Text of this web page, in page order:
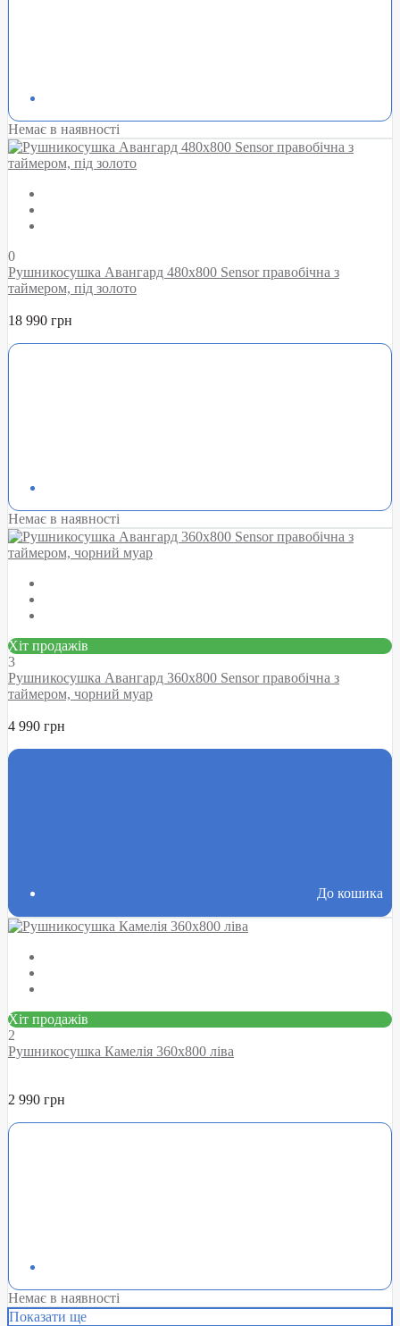
Немає в наявності
0
Рушникосушка Авангард 480х800 Sensor правобічна з
таймером, під золото
18 990 грн
Немає в наявності
Хіт продажів
3
Рушникосушка Авангард 360х800 Sensor правобічна з
таймером, чорний муар
4 990 грн
До кошика
Хіт продажів
2
Рушникосушка Камелія 360х800 ліва
2 990 грн
Немає в наявності
Показати ще